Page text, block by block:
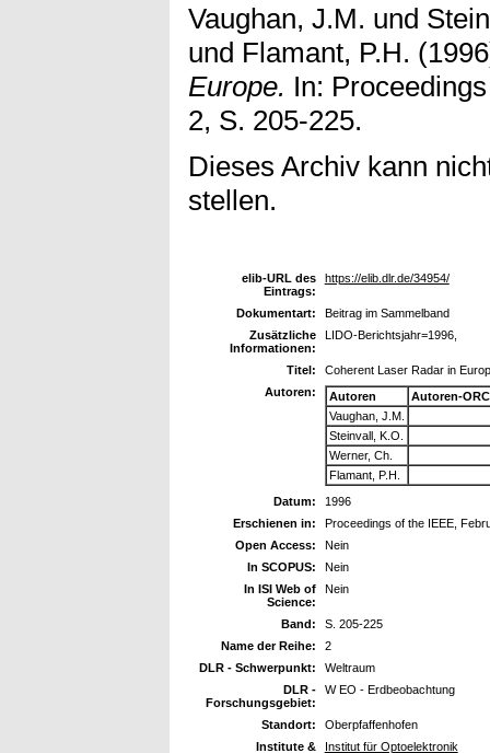
Vaughan, J.M. und
und Flamant, P.H.
Europe. In:
2, S. 205-225.
Dieses Archiv kann
stellen.
elib-URL des
Eintrags:
https://elib.dlr.de/34954/
Dokumentart:
Beitrag im Sammelband
Zusätzliche
Informationen:
LIDO-Berichtsjahr=1996,
Titel:
Coherent Laser Radar in
Autoren:
Autoren
Autoren-
Vaughan, J.M.
Steinvall, K.O.
Werner, Ch.
Flamant, P.H.
Datum:
1996
Erschienen in:
Proceedings of the IEEE,
Open Access:
Nein
In SCOPUS:
Nein
In ISI Web of
Science:
Nein
Band:
S. 205-225
Name der Reihe:
2
DLR - Schwerpunkt:
Weltraum
DLR -
Forschungsgebiet:
W EO - Erdbeobachtung
Standort:
Oberpfaffenhofen
Institute &
Institut für Optoelektronik